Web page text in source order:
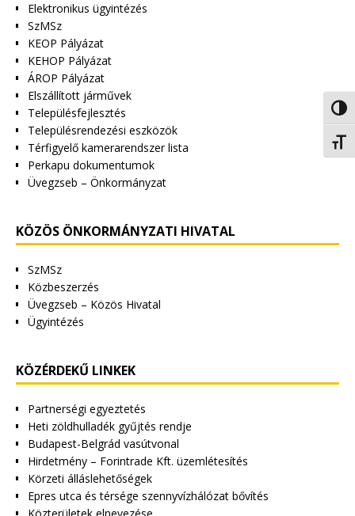
Elektronikus ügyintézés
SzMSz
KEOP Pályázat
KEHOP Pályázat
ÁROP Pályázat
Elszállított járművek
Településfejlesztés
Településrendezési eszközök
Térfigyelő kamerarendszer lista
Perkapu dokumentumok
Üvegzseb – Önkormányzat
KÖZÖS ÖNKORMÁNYZATI HIVATAL
SzMSz
Közbeszerzés
Üvegzseb – Közös Hivatal
Ügyintézés
KÖZÉRDEKŰ LINKEK
Partnerségi egyeztetés
Heti zöldhulladék gyűjtés rendje
Budapest-Belgrád vasútvonal
Hirdetmény – Forintrade Kft. üzemlétesítés
Körzeti álláslehetőségek
Epres utca és térsége szennyvízhálózat bővítés